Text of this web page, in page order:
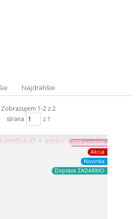
Najdrahšie
Zobrazujem 1-2 z 2
strana
z 1
TOP produkt
Akcia
Novinka
Doprava ZADARMO